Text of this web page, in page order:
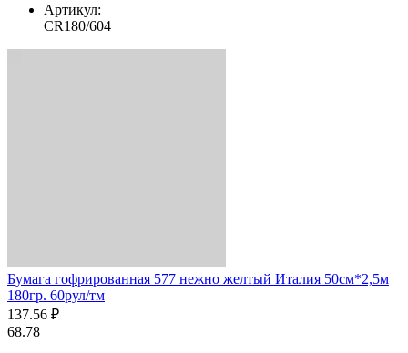
Артикул:
CR180/604
Бумага гофрированная 577 нежно желтый Италия 50см*2,5м
180гр. 60рул/тм
137.56 ₽
68.78